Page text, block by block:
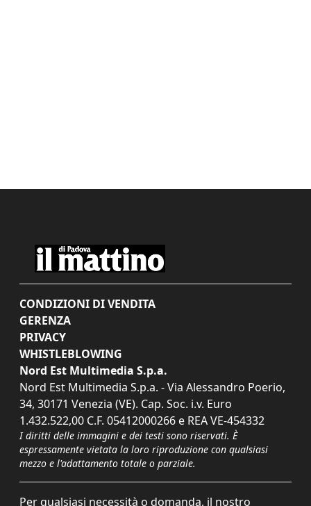
CONDIZIONI DI VENDITA
GERENZA
PRIVACY
WHISTLEBLOWING
Nord Est Multimedia S.p.a.
Nord Est Multimedia S.p.a. - Via Alessandro Poerio,
34, 30171 Venezia (VE). Cap. Soc. i.v. Euro
1.432.522,00 C.F. 05412000266 e REA VE-454332
I diritti delle immagini e dei testi sono riservati. È
espressamente vietata la loro riproduzione con qualsiasi
mezzo e l'adattamento totale o parziale.
Per qualsiasi necessità o domanda, il nostro